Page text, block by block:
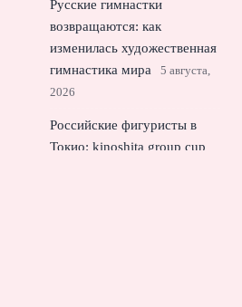
Русские гимнастки
возвращаются: как
изменилась художественная
гимнастика мира
5 августа,
2026
Российские фигуристы в
Токио: kinoshita group cup